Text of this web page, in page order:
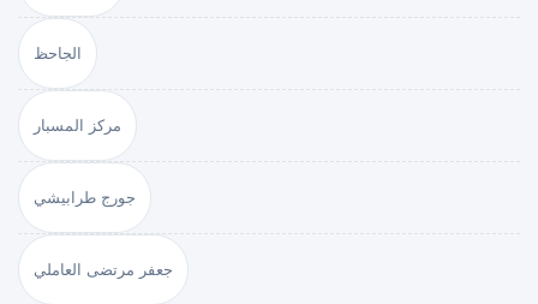
الجاحظ
مركز المسبار
جورج طرابيشي
جعفر مرتضى العاملي